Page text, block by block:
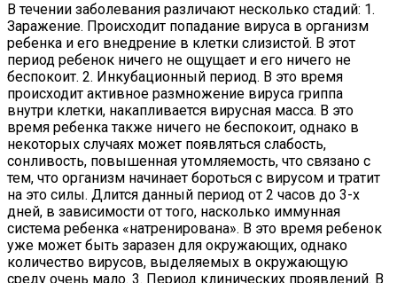
В течении заболевания различают несколько стадий: 1.
Заражение. Происходит попадание вируса в организм
ребенка и его внедрение в клетки слизистой. В этот
период ребенок ничего не ощущает и его ничего не
беспокоит. 2. Инкубационный период. В это время
происходит активное размножение вируса гриппа
внутри клетки, накапливается вирусная масса. В это
время ребенка также ничего не беспокоит, однако в
некоторых случаях может появляться слабость,
сонливость, повышенная утомляемость, что связано с
тем, что организм начинает бороться с вирусом и тратит
на это силы. Длится данный период от 2 часов до 3-х
дней, в зависимости от того, насколько иммунная
система ребенка «натренирована». В это время ребенок
уже может быть заразен для окружающих, однако
количество вирусов, выделяемых в окружающую
среду очень мало. 3. Период клинических проявлений. В